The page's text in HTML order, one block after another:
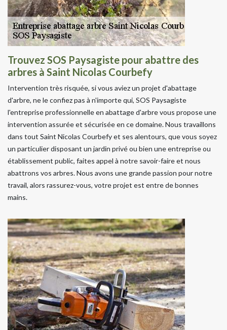
Trouvez SOS Paysagiste pour abattre des
arbres à Saint Nicolas Courbefy
Intervention très risquée, si vous aviez un projet d'abattage
d'arbre, ne le confiez pas à n'importe qui, SOS Paysagiste
l'entreprise professionnelle en abattage d'arbre vous propose une
intervention assurée et sécurisée en ce domaine. Nous travaillons
dans tout Saint Nicolas Courbefy et ses alentours, que vous soyez
un particulier disposant un jardin privé ou bien une entreprise ou
établissement public, faites appel à notre savoir-faire et nous
abattrons vos arbres. Nous avons une grande passion pour notre
travail, alors rassurez-vous, votre projet est entre de bonnes
mains.